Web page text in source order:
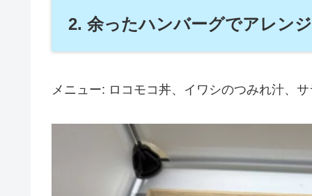
2. 余ったハンバーグでアレンジ
メニュー: ロコモコ丼、イワシのつみれ汁、